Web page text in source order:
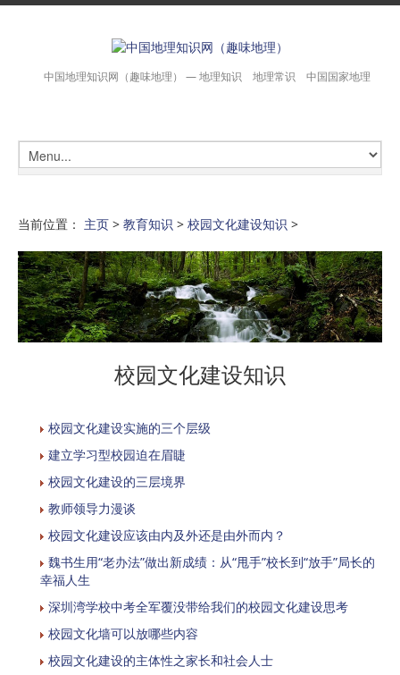
中国地理知识网（趣味地理） — 地理知识 地理常识 中国国家地理
当前位置： 主页 > 教育知识 > 校园文化建设知识 >
校园文化建设知识
校园文化建设实施的三个层级
建立学习型校园迫在眉睫
校园文化建设的三层境界
教师领导力漫谈
校园文化建设应该由内及外还是由外而内？
魏书生用“老办法”做出新成绩：从“甩手”校长到“放手”局长的
幸福人生
深圳湾学校中考全军覆没带给我们的校园文化建设思考
校园文化墙可以放哪些内容
校园文化建设的主体性之家长和社会人士